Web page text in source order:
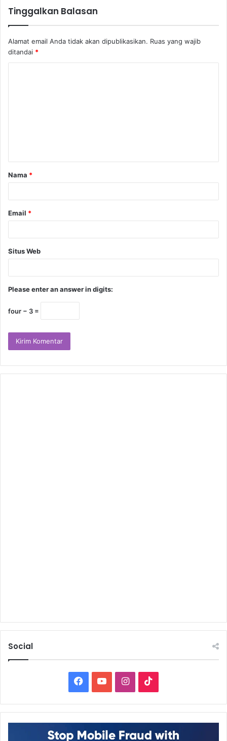
Tinggalkan Balasan
Alamat email Anda tidak akan dipublikasikan. Ruas yang wajib
ditandai *
Nama *
Email *
Situs Web
Please enter an answer in digits:
four − 3 =
Social
Facebook
YouTubeInstagram